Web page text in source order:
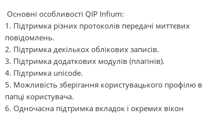
Основні особливості QIP Infium:
1. Підтримка різних протоколів передачі миттєвих
повідомлень.
2. Підтримка декількох облікових записів.
3. Підтримка додаткових модулів (плагінів).
4. Підтримка unicode.
5. Можливість зберігання користувацького профілю в
папці користувача.
6. Одночасна підтримка вкладок і окремих вікон